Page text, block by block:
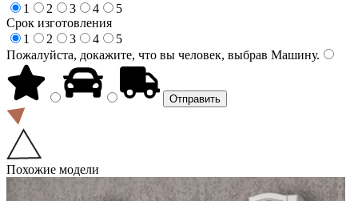
1
2 3 4
5
Срок изготовления
1
2 3 4
5
Пожалуйста, докажите, что вы человек, выбрав Машину.
Похожие модели